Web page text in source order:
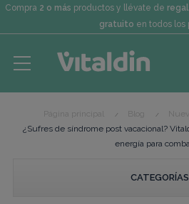
Compra 2 o más productos y llévate de
gratuito en todos los
¿Sufres de síndrome post vacacional?
energía para
CATEGORÍAS